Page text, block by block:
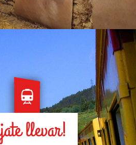
llevar!